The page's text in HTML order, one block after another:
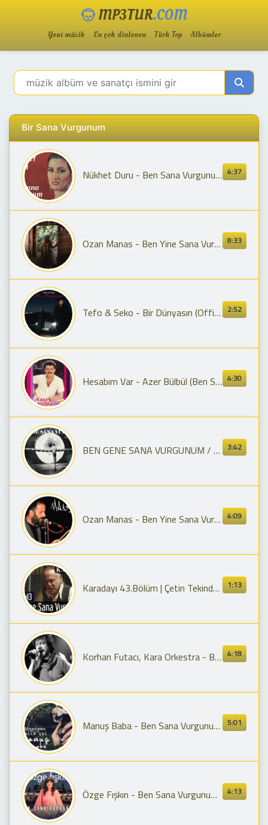
MP3TUR.COM
Yeni müzik En çok dinlenen Türk Top Albümler
Bir Sana Vurgunum
4:37
Nükhet Duru - Ben Sana Vurgunum
8:33
Ozan Manas - Ben Yine Sana Vurgunum [Akustik]
2:52
Tefo & Seko - Bir Dünyasın (Official Video)
4:30
Hesabım Var - Azer Bülbül (Ben Sana Vurgunum Albümü)
3:42
BEN GENE SANA VURGUNUM / YÜKSEL BALTACI
4:09
Ozan Manas - Ben Yine Sana Vurgunum
1:13
Karadayı 43.Bölüm | Çetin Tekindor - Ben Gene Sana Vurgunum
4:18
Korhan Futacı, Kara Orkestra - Ben Gene Sana Vurgunum (Official Video)
5:01
Manuş Baba - Ben Sana Vurgunum (Official Audio)
4:13
Özge Fışkın - Ben Sana Vurgunum (Live)